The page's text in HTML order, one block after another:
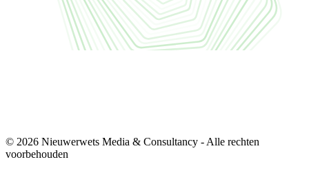
© 2026 Nieuwerwets Media & Consultancy - Alle rechten
voorbehouden